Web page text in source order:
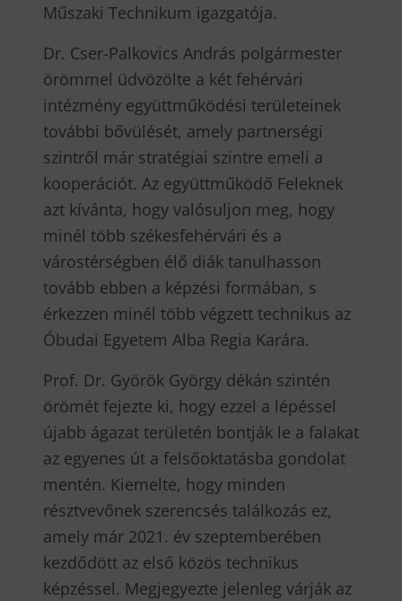
Műszaki Technikum igazgatója.
Dr. Cser-Palkovics András polgármester
örömmel üdvözölte a két fehérvári
intézmény együttműködési területeinek
további bővülését, amely partnerségi
szintről már stratégiai szintre emeli a
kooperációt. Az együttműködő Feleknek
azt kívánta, hogy valósuljon meg, hogy
minél több székesfehérvári és a
várostérségben élő diák tanulhasson
tovább ebben a képzési formában, s
érkezzen minél több végzett technikus az
Óbudai Egyetem Alba Regia Karára.
Prof. Dr. Györök György dékán szintén
örömét fejezte ki, hogy ezzel a lépéssel
újabb ágazat területén bontják le a falakat
az egyenes út a felsőoktatásba gondolat
mentén. Kiemelte, hogy minden
résztvevőnek szerencsés találkozás ez,
amely már 2021. év szeptemberében
kezdődött az első közös technikus
képzéssel. Megjegyezte jelenleg várják az